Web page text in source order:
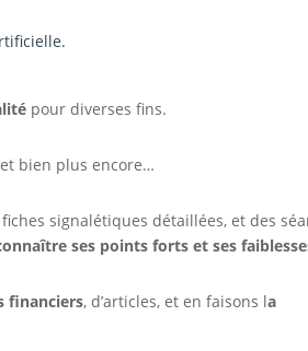
pour diverses fins.
et bien plus encore…
signalétiques détaillées, et des
ses points forts et ses
financiers, d’articles, et en faisons la